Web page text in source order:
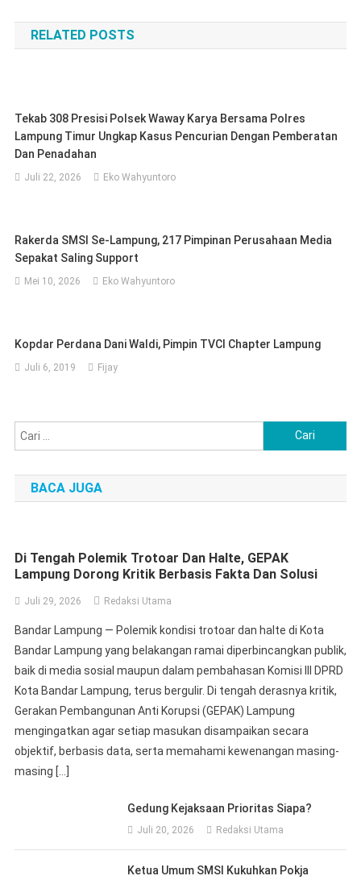
pos
RELATED POSTS
Tekab 308 Presisi Polsek Waway Karya Bersama Polres
Lampung Timur Ungkap Kasus Pencurian Dengan Pemberatan
Dan Penadahan
Juli 22, 2026 Eko Wahyuntoro
Rakerda SMSI Se-Lampung, 217 Pimpinan Perusahaan Media
Sepakat Saling Support
Mei 10, 2026 Eko Wahyuntoro
Kopdar Perdana Dani Waldi, Pimpin TVCI Chapter Lampung
Juli 6, 2019 Fijay
untuk:
BACA JUGA
Di Tengah Polemik Trotoar Dan Halte, GEPAK
Lampung Dorong Kritik Berbasis Fakta Dan Solusi
Juli 29, 2026 Redaksi Utama
Bandar Lampung — Polemik kondisi trotoar dan halte di Kota
Bandar Lampung yang belakangan ramai diperbincangkan publik,
baik di media sosial maupun dalam pembahasan Komisi III DPRD
Kota Bandar Lampung, terus bergulir. Di tengah derasnya kritik,
Gerakan Pembangunan Anti Korupsi (GEPAK) Lampung
mengingatkan agar setiap masukan disampaikan secara
objektif, berbasis data, serta memahami kewenangan masing-
masing […]
Gedung Kejaksaan Prioritas Siapa?
Juli 20, 2026 Redaksi Utama
Ketua Umum SMSI Kukuhkan Pokja